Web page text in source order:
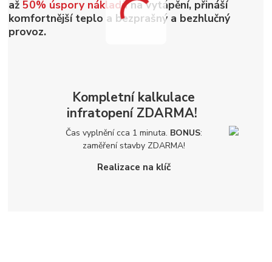
až50% úspory nákladůna vytápění, přináší
komfortnější teplo a bezprašný a bezhlučný
provoz.
Kompletní kalkulace
infratopení ZDARMA!
Čas vyplnění cca 1 minuta. BONUS:
zaměření stavby ZDARMA!
Realizace na klíč